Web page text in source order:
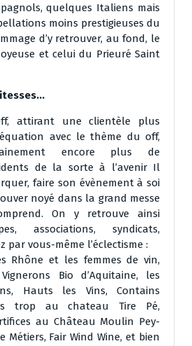
quelques Italiens mais
moins prestigieuses du
d’y retrouver, au fond, le
et celui du Prieuré Saint
attirant une clientèle plus
avec le thème du off,
encore plus de
de la sorte à l’avenir Il
faire son évènement à soi
noyé dans la grand messe
On y retrouve ainsi
associations, syndicats,
par vous-même l’éclectisme :
Rhône et les femmes de vin,
Vignerons Bio d’Aquitaine, les
Hauts les Vins, Contains
trop au chateau Tire Pé,
au Château Moulin Pey-
Métiers, Fair Wind Wine, et bien